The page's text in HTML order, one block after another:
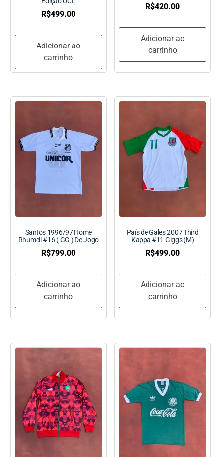
R$499.00
Adicionar ao
carrinho
R$420.00
Adicionar ao
carrinho
Santos 1996/97 Home
Rhumell #16 ( GG ) De Jogo
R$799.00
Adicionar ao
carrinho
País de Gales 2007 Third
Kappa #11 Giggs (M)
R$499.00
Adicionar ao
carrinho